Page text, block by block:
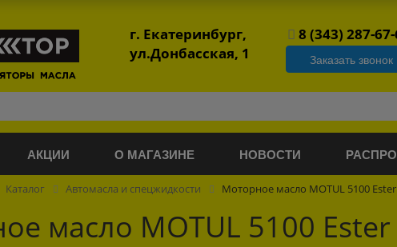
г. Екатеринбург,
ул.Донбасская, 1
8 (343) 287-
Заказать звонок
АКЦИИ О МАГАЗИНЕ НОВОСТИ
Каталог Автомасла и спецжидкости Моторное масло MOTUL 5100 Ester
масло MOTUL 5100 Ester